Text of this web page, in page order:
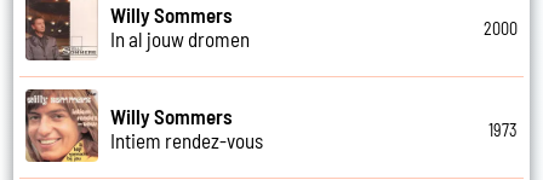
Willy Sommers
In al jouw dromen
2000
Willy Sommers
Intiem rendez-vous
1973